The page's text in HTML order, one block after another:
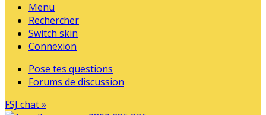
Menu
Rechercher
Switch skin
Connexion
Pose tes questions
Forums de discussion
FSJ chat »